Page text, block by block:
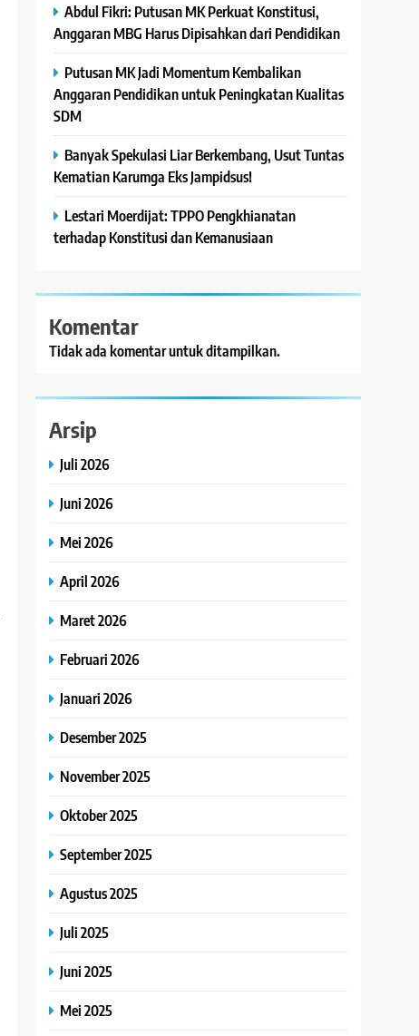
Abdul Fikri: Putusan MK Perkuat Konstitusi,
Anggaran MBG Harus Dipisahkan dari Pendidikan
Putusan MK Jadi Momentum Kembalikan
Anggaran Pendidikan untuk Peningkatan Kualitas
SDM
Banyak Spekulasi Liar Berkembang, Usut Tuntas
Kematian Karumga Eks Jampidsus!
Lestari Moerdijat: TPPO Pengkhianatan
terhadap Konstitusi dan Kemanusiaan
Komentar
Tidak ada komentar untuk ditampilkan.
Arsip
Juli 2026
Juni 2026
Mei 2026
April 2026
Maret 2026
Februari 2026
Januari 2026
Desember 2025
November 2025
Oktober 2025
September 2025
Agustus 2025
Juli 2025
Juni 2025
Mei 2025